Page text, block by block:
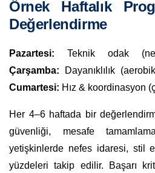
Örnek Haftalık
Değerlendirme
Pazartesi: Teknik odak
Çarşamba: Dayanıklılık
Cumartesi: Hız & koordinasyon
Her 4–6 haftada bir
güvenliği, mesafe
yetişkinlerde nefes idaresi, stil
yüzdeleri takip edilir. Başarı